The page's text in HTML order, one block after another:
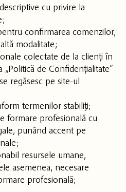
cu privire la
confirmarea comenzilor,
modalitate;
colectate de la clienți în
de Confidențialitate”
regăsesc pe site-ul
termenilor stabiliți;
formare profesională cu
punând accent pe
resursele umane,
asemenea, necesare
profesională;